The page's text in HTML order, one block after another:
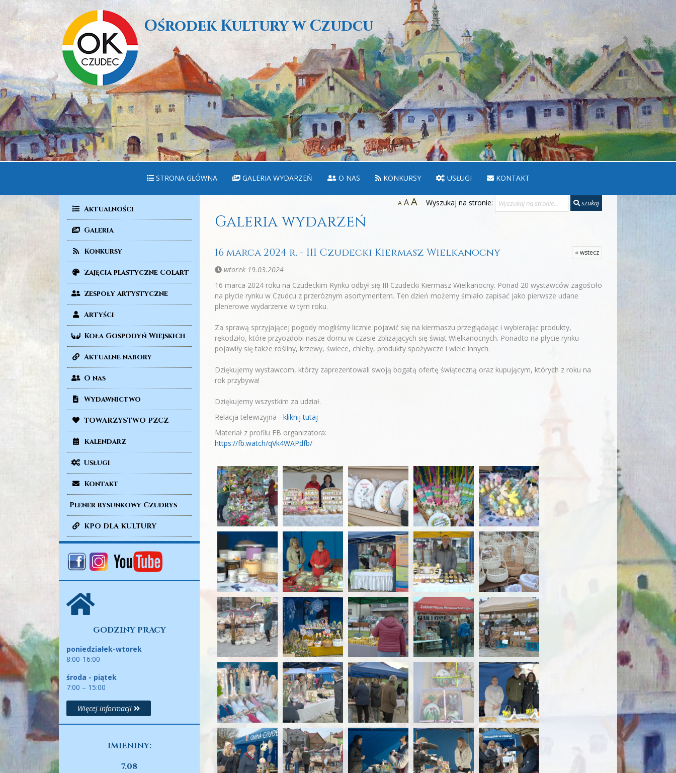
Ośrodek Kultury w Czudcu
STRONA GŁÓWNA GALERIA WYDARZEŃ O NAS KONKURSY USŁUGI KONTAKT
Aktualności
Galeria
Konkursy
Zajęcia plastyczne Colart
Zespoły artystyczne
Artyści
Koła Gospodyń Wiejskich
Aktualne nabory
O nas
Wydawnictwo
TOWARZYSTWO PZCZ
Kalendarz
Usługi
Kontakt
Plener rysunkowy Czudrys
KPO DLA KULTURY
GODZINY PRACY
poniedziałek-wtorek
8:00-16:00
środa - piątek
7:00 – 15:00
Więcej informacji
IMIENINY:
7.08
A AA Wyszukaj na stronie: szukaj
Galeria wydarzeń
« wstecz
16 marca 2024 r. - III Czudecki Kiermasz Wielkanocny
wtorek 19.03.2024
16 marca 2024 roku na Czudeckim Rynku odbył się III Czudecki Kiermasz Wielkanocny. Ponad 20 wystawców zagościło
na płycie rynku w Czudcu z przeróznym asortymentem. Ten dzień możemy śmiało zapisać jako pierwsze udane
plenerowe wydarzenie w tym roku.
Za sprawą sprzyjającej pogody mogliśmy licznie pojawić się na kiermaszu przeglądając i wybierając produkty,
rękodziło, które przyozdobi nasze domu w czasie zbliżających się świąt Wielkanocnych. Ponadto na płycie rynku
pojawiły się także rośliny, krzewy, świece, chleby, produkty spożywcze i wiele innych.
Dziękujemy wystawcom, którzy zaprezentowali swoją bogatą ofertę świąteczną oraz kupującym, których z roku na
rok przybywa!
Dziękujemy wszystkim za udział.
Relacja telewizyjna - kliknij tutaj
Materiał z profilu FB organizatora:
https://fb.watch/qVk4WAPdfb/